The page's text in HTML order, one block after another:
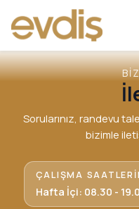
Sorularınız, randevu
bizimle
ÇALIŞMA
Hafta İçi: 08.30 -